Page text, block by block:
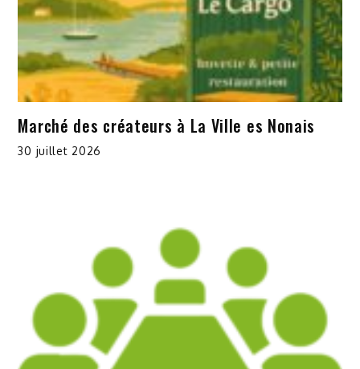
Marché des créateurs à La Ville es Nonais
30 juillet 2026